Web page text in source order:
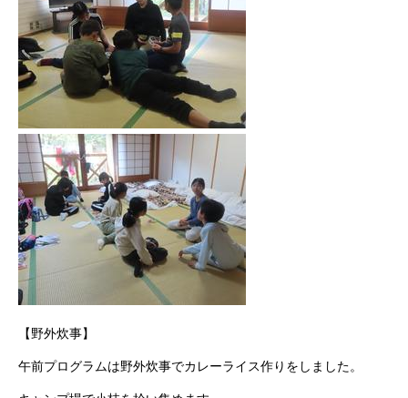
【野外炊事】
午前プログラムは野外炊事でカレーライス作りをしました。